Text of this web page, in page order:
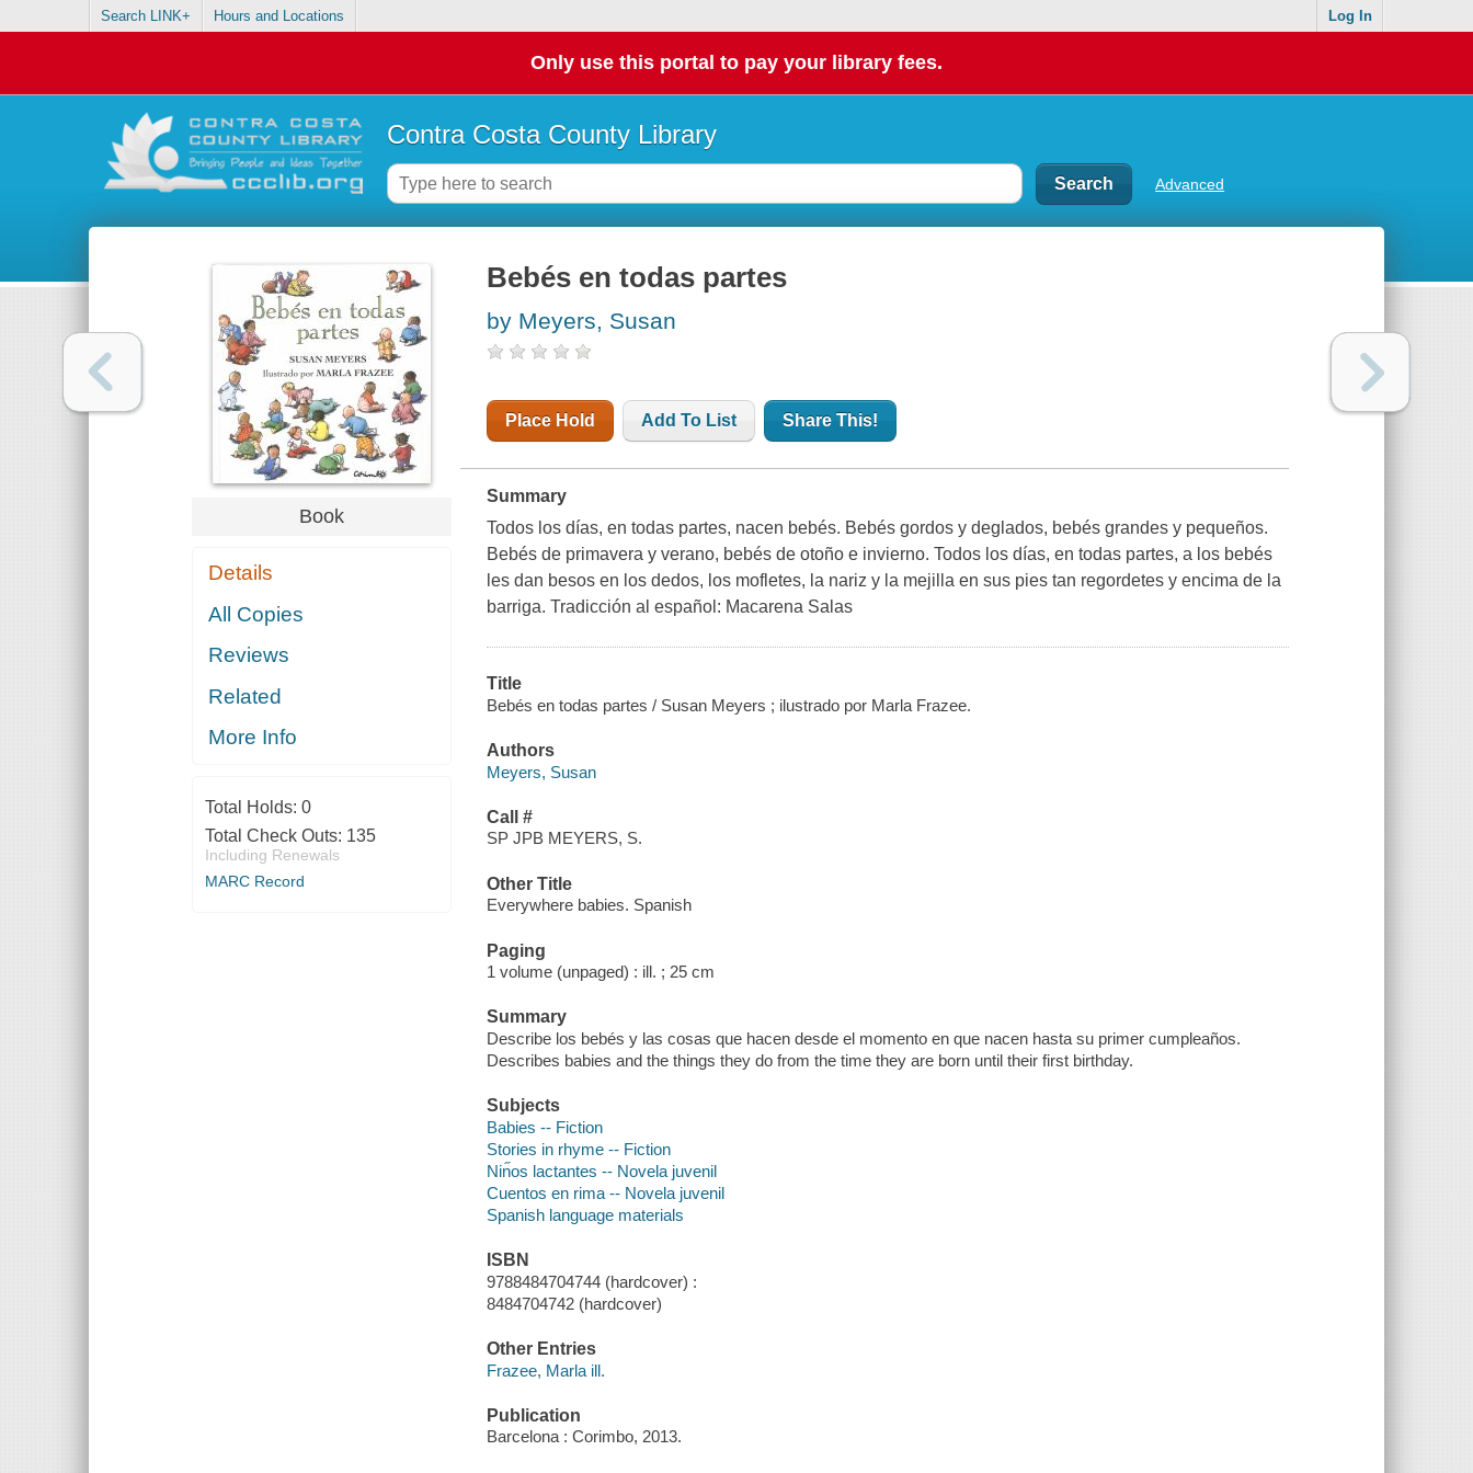
Search LINK+ Hours and Locations Log In
Only use this portal to pay your library fees.
Contra Costa County Library
Advanced
Book
Details
All Copies
Reviews
Related
More Info
Total Holds: 0
Total Check Outs: 135
Including Renewals
MARC Record
Bebés en todas partes
by Meyers, Susan
Place Hold Add To List Share This!
Summary
Todos los días, en todas partes, nacen bebés. Bebés gordos y deglados, bebés grandes y pequeños.
Bebés de primavera y verano, bebés de otoño e invierno. Todos los días, en todas partes, a los bebés
les dan besos en los dedos, los mofletes, la nariz y la mejilla en sus pies tan regordetes y encima de la
barriga. Tradicción al español: Macarena Salas
Title
Bebés en todas partes / Susan Meyers ; ilustrado por Marla Frazee.
Authors
Meyers, Susan
Call #
SP JPB MEYERS, S.
Other Title
Everywhere babies. Spanish
Paging
1 volume (unpaged) : ill. ; 25 cm
Summary
Describe los bebés y las cosas que hacen desde el momento en que nacen hasta su primer cumpleaños.
Describes babies and the things they do from the time they are born until their first birthday.
Subjects
Babies -- Fiction
Stories in rhyme -- Fiction
Nin̋os lactantes -- Novela juvenil
Cuentos en rima -- Novela juvenil
Spanish language materials
ISBN
9788484704744 (hardcover) :
8484704742 (hardcover)
Other Entries
Frazee, Marla ill.
Publication
Barcelona : Corimbo, 2013.